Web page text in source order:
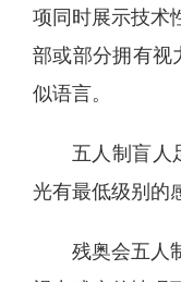
项同时展示技术
部或部分拥有视
似语言。
五人制盲人
光有最低级别的
残奥会五人